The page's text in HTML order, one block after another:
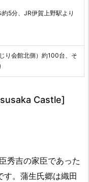
5分、JR伊賀上野駅より
り会館北側）約100台、そ
Castle]
秀吉の家臣であった
す。蒲生氏郷は織田